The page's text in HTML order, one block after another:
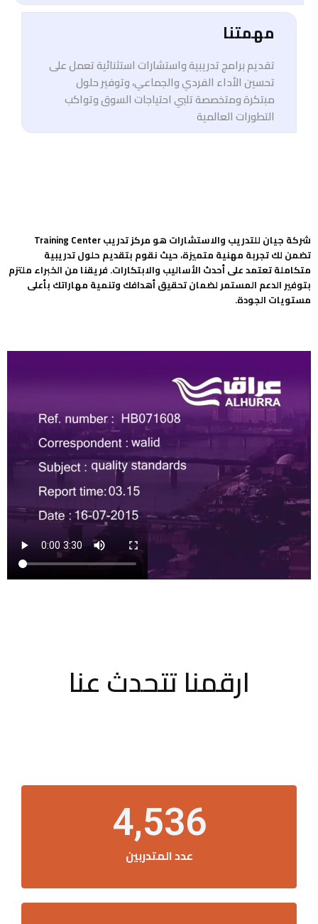
مهمتنا
تقديم برامج تدريبية واستشارات استثنائية تعمل على
تحسين الأداء الفردي والجماعي، وتوفير حلول
مبتكرة ومتخصصة تلبي احتياجات السوق وتواكب
التطورات العالمية
شركة جيان للتدريب والاستشارات هو مركز تدريب Training Center
تضمن لك تجربة مهنية متميزة، حيث نقوم بتقديم حلول تدريبية
متكاملة تعتمد على أحدث الأساليب والابتكارات. فريقنا من الخبراء ملتزم
بتوفير الدعم المستمر لضمان تحقيق أهدافك وتنمية مهاراتك بأعلى
مستويات الجودة.
ارقمنا تتحدث عنا
عدد المتدربين
4,536